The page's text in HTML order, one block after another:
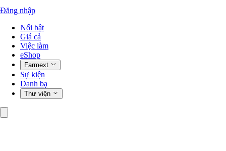
Đăng nhập
Nổi bật
Giá cả
Việc làm
eShop
Farmext
Sự kiện
Danh bạ
Thư viện